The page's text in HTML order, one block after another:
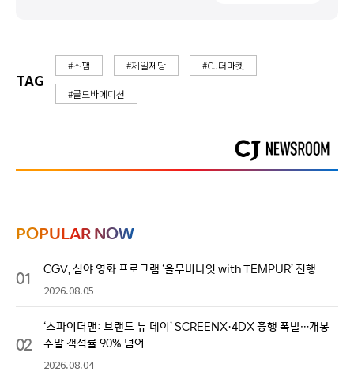
TAG
#스팸 #제일제당 #CJ더마켓
#골드바에디션
POPULAR NOW
01 CGV, 심야 영화 프로그램 ‘올무비나잇 with TEMPUR’ 진행
2026.08.05
02
‘스파이더맨: 브랜드 뉴 데이’ SCREENX·4DX 흥행 폭발…개봉
주말 객석률 90% 넘어
2026.08.04